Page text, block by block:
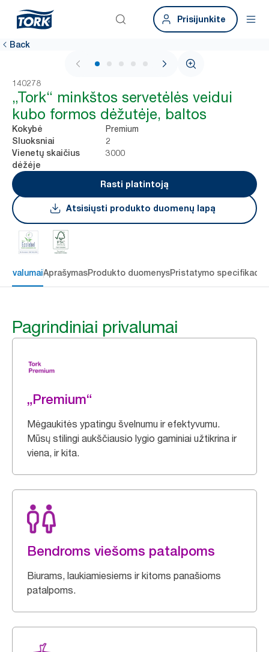
Prisijunkite
Back
1 / 5
140278
„Tork“ minkštos servetėlės veidui
kubo formos dėžutėje, baltos
Kokybė Premium
Sluoksniai 2
Vienetų skaičius
dėžėje
3000
Rasti platintoją
Atsisiųsti produkto duomenų lapą
AprašymasProdukto duomenysPristatymo
Pagrindiniai privalumai
„Premium“
Mėgaukitės ypatingu švelnumu ir efektyvumu.
Mūsų stilingi aukščiausio lygio gaminiai užtikrina ir
viena, ir kita.
Bendroms viešoms patalpoms
Biurams, laukiamiesiems ir kitoms panašioms
patalpoms.